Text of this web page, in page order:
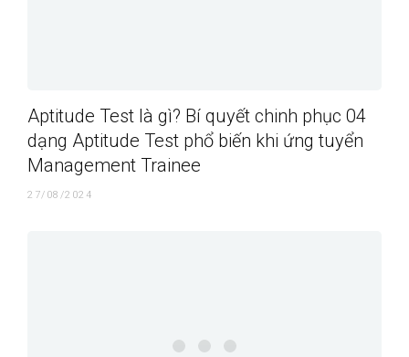
Aptitude Test là gì? Bí quyết chinh phục 04
dạng Aptitude Test phổ biến khi ứng tuyển
Management Trainee
27/08/2024